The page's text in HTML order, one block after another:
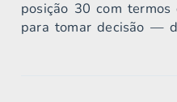
posição 30 com
para tomar decisão —